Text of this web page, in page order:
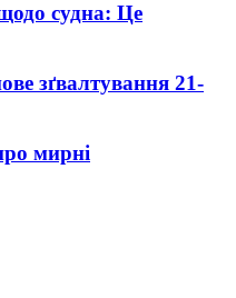
судна: Це
зґвалтування 21-
мирні